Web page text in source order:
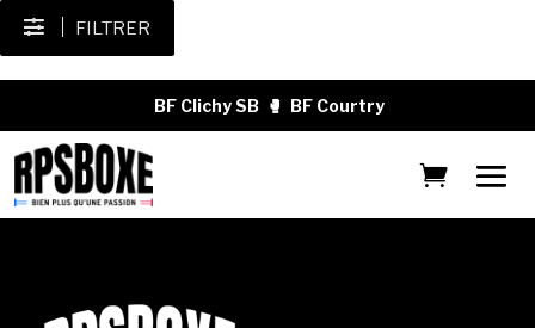
FILTRER
BF Clichy SB 🥊 BF Courtry